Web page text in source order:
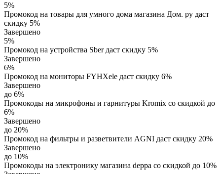
5%
Промокод на товары для умного дома магазина Дом. ру даст
скидку 5%
Завершено
5%
Промокод на устройства Sber даст скидку 5%
Завершено
6%
Промокод на мониторы FYHXele даст скидку 6%
Завершено
до 6%
Промокоды на микрофоны и гарнитуры Kromix со скидкой до
6%
Завершено
до 20%
Промокод на фильтры и разветвители AGNI даст скидку 20%
Завершено
до 10%
Промокоды на электронику магазина deppa со скидкой до 10%